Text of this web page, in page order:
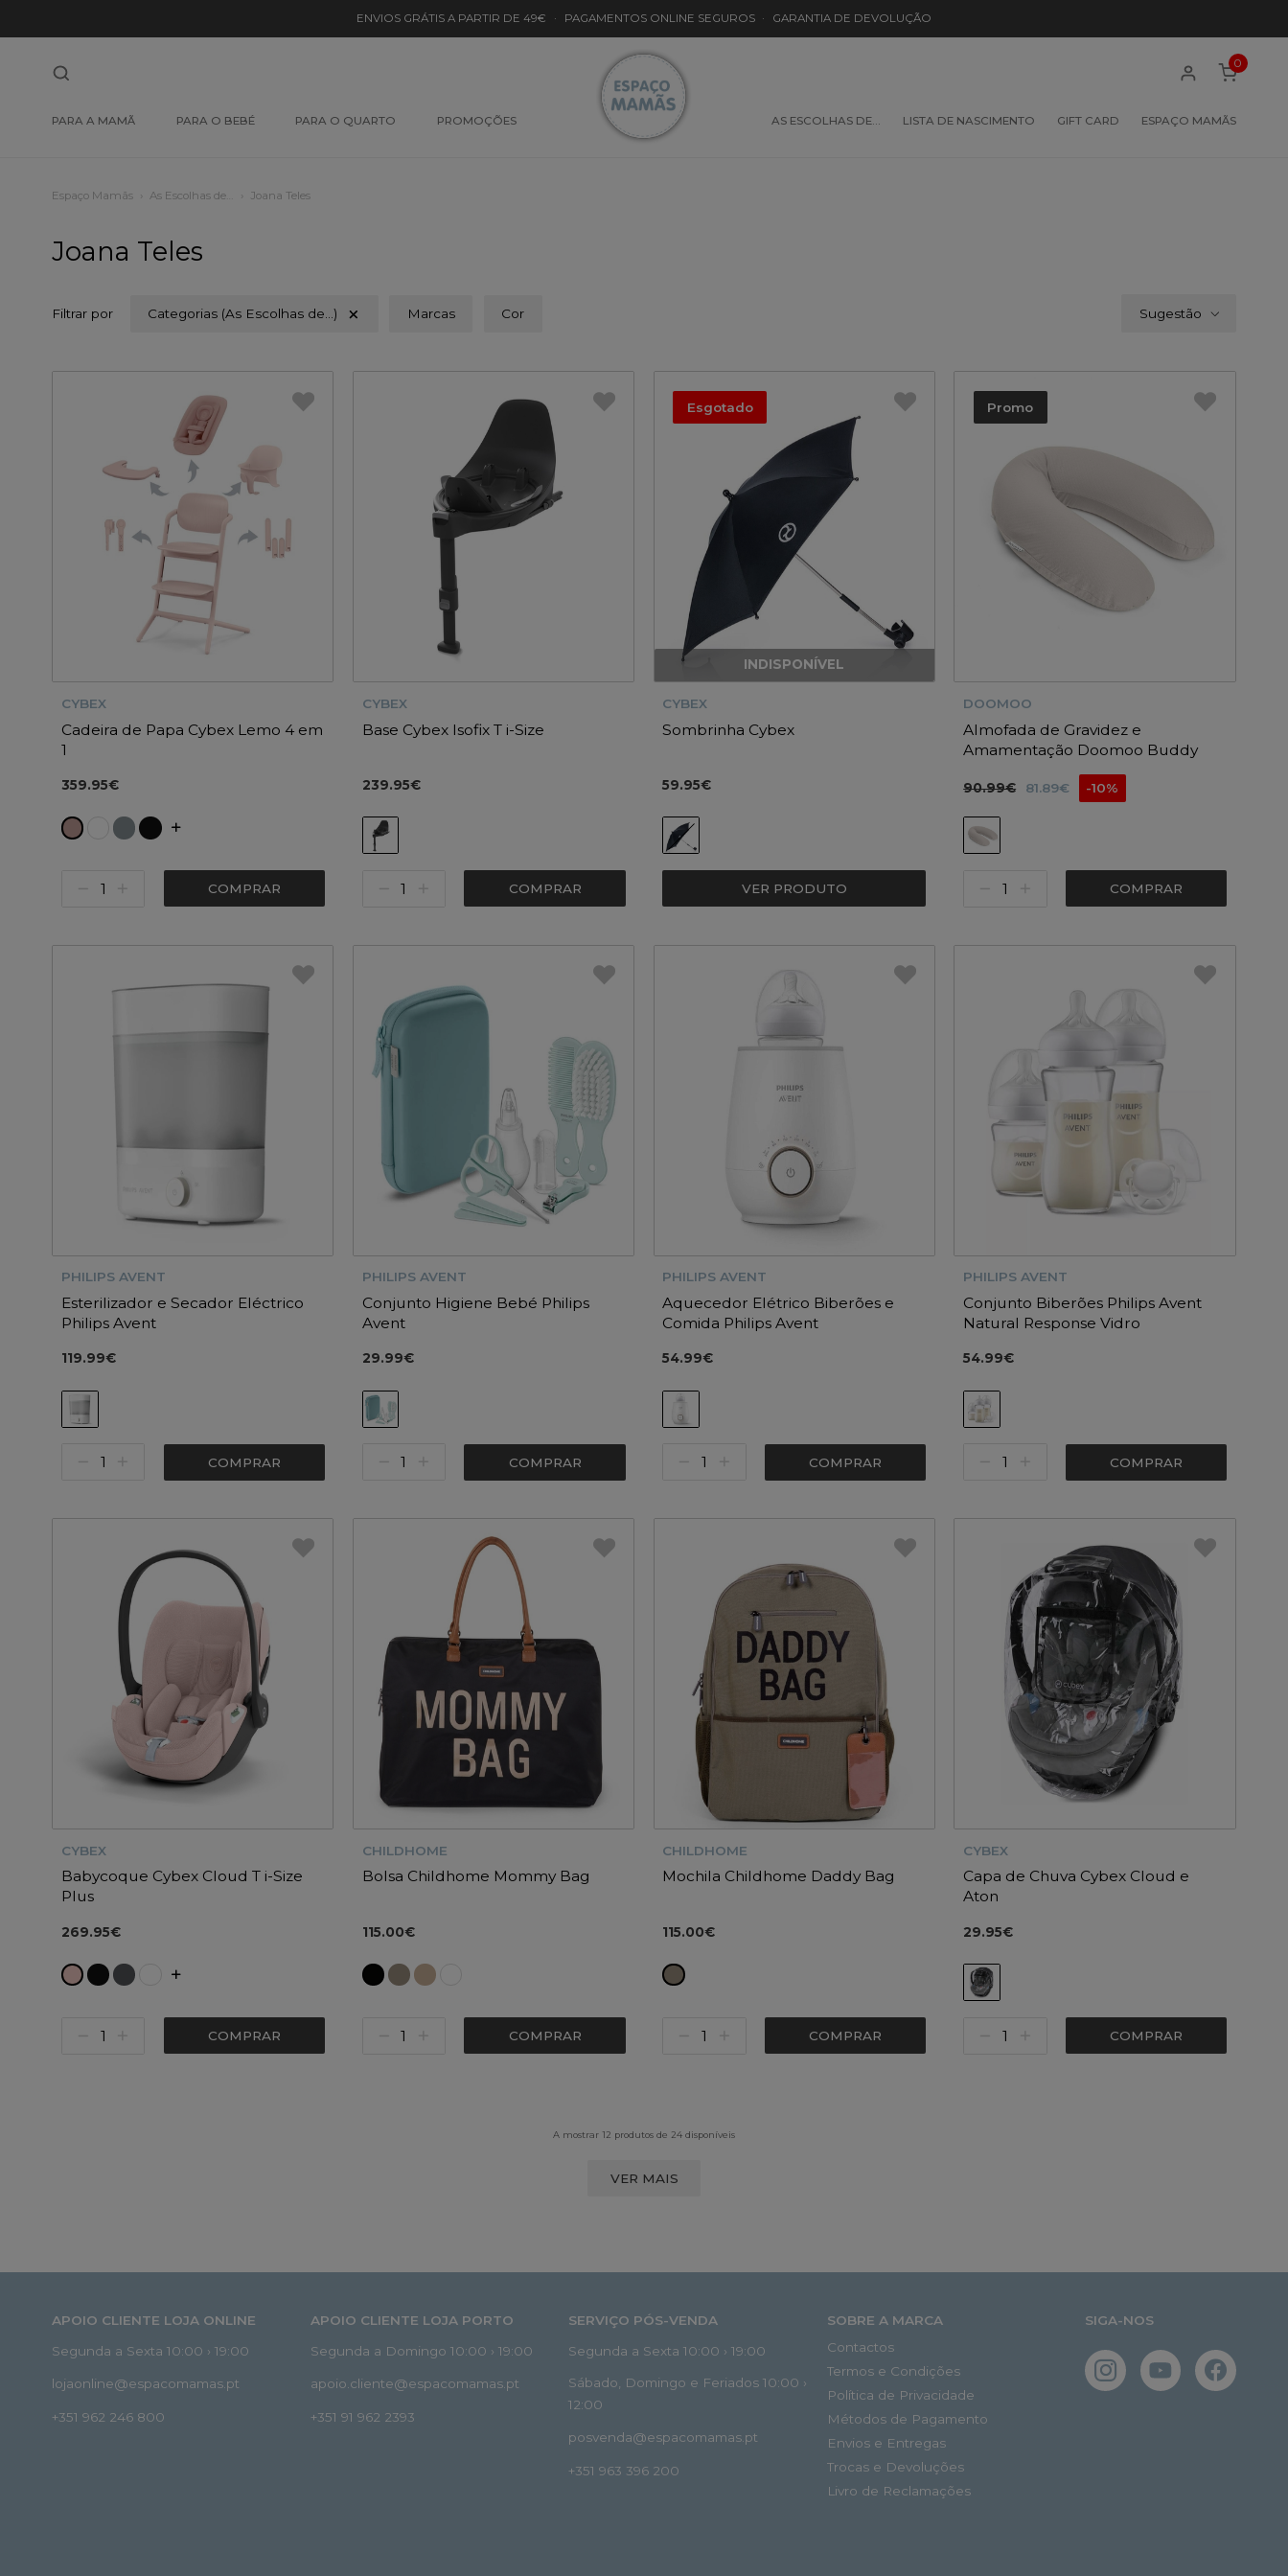
ENVIOS GRÁTIS A PARTIR DE 49€ · PAGAMENTOS ONLINE SEGUROS · GARANTIA DE DEVOLUÇÃO
PARA A MAMÃ PARA O BEBÉ PARA O QUARTO PROMOÇÕES AS ESCOLHAS DE… LISTA DE NASCIMENTO GIFT CARD ESPAÇO MAMÃS
0
Espaço Mamãs As Escolhas de… Joana Teles
Joana Teles
Filtrar por Categorias (As Escolhas de…) Marcas Cor Sugestão
CYBEX
Cadeira de Papa Cybex Lemo 4 em
1
359.95€
COMPRAR
CYBEX
Base Cybex Isofix T i-Size
239.95€
COMPRAR
Esgotado
INDISPONÍVEL
CYBEX
Sombrinha Cybex
59.95€
VER PRODUTO
Promo
DOOMOO
Almofada de Gravidez e
Amamentação Doomoo Buddy
90.99€ 81.89€ -10%
COMPRAR
PHILIPS AVENT
Esterilizador e Secador Eléctrico
Philips Avent
119.99€
COMPRAR
PHILIPS AVENT
Conjunto Higiene Bebé Philips
Avent
29.99€
COMPRAR
PHILIPS AVENT
Aquecedor Elétrico Biberões e
Comida Philips Avent
54.99€
COMPRAR
PHILIPS AVENT
Conjunto Biberões Philips Avent
Natural Response Vidro
54.99€
COMPRAR
CYBEX
Babycoque Cybex Cloud T i-Size
Plus
269.95€
COMPRAR
CHILDHOME
Bolsa Childhome Mommy Bag
115.00€
COMPRAR
CHILDHOME
Mochila Childhome Daddy Bag
115.00€
COMPRAR
CYBEX
Capa de Chuva Cybex Cloud e
Aton
29.95€
COMPRAR
A mostrar 12 produtos de 24 disponíveis
VER MAIS
APOIO CLIENTE LOJA ONLINE
Segunda a Sexta 10:00 › 19:00
lojaonline@espacomamas.pt
+351 962 246 800
APOIO CLIENTE LOJA PORTO
Segunda a Domingo 10:00 › 19:00
apoio.cliente@espacomamas.pt
+351 91 962 2393
SERVIÇO PÓS-VENDA
Segunda a Sexta 10:00 › 19:00
Sábado, Domingo e Feriados 10:00 ›
12:00
posvenda@espacomamas.pt
+351 963 396 200
SOBRE A MARCA
Contactos
Termos e Condições
Política de Privacidade
Métodos de Pagamento
Envios e Entregas
Trocas e Devoluções
Livro de Reclamações
SIGA-NOS